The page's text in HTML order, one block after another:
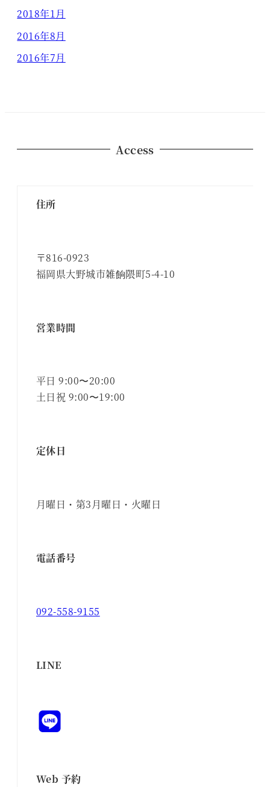
2018年1月
2016年8月
2016年7月
Access
住所
〒816-0923
福岡県大野城市雑餉隈町5-4-10
営業時間
平日 9:00〜20:00
土日祝 9:00〜19:00
定休日
月曜日・第3月曜日・火曜日
電話番号
092-558-9155
LINE
Web 予約